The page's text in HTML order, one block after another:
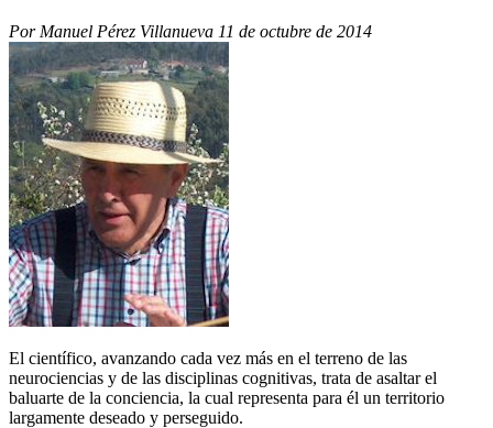
Por Manuel Pérez Villanueva 11 de octubre de 2014
El científico, avanzando cada vez más en el terreno de las
neurociencias y de las disciplinas cognitivas, trata de asaltar el
baluarte de la conciencia, la cual representa para él un territorio
largamente deseado y perseguido.